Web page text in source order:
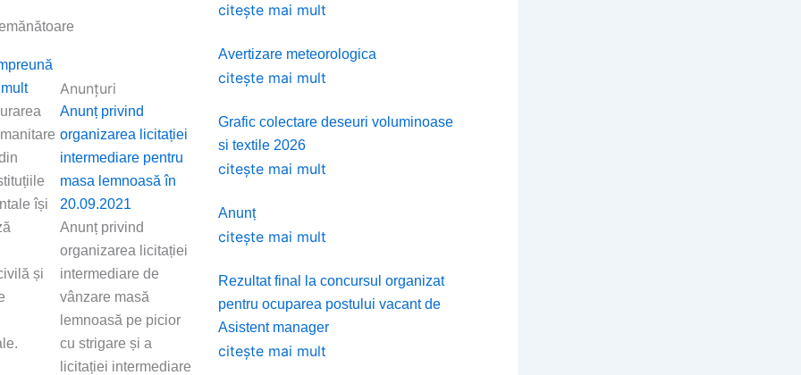
își
și
Anunțuri
Anunț privind
organizarea licitației
intermediare pentru
masa lemnoasă în
20.09.2021
Anunț privind
organizarea licitației
intermediare de
vânzare masă
lemnoasă pe picior
cu strigare și a
licitației intermediare
citește mai mult
Avertizare meteorologica
citește mai mult
Grafic colectare deseuri voluminoase
si textile 2026
citește mai mult
Anunț
citește mai mult
Rezultat final la concursul organizat
pentru ocuparea postului vacant de
Asistent manager
citește mai mult